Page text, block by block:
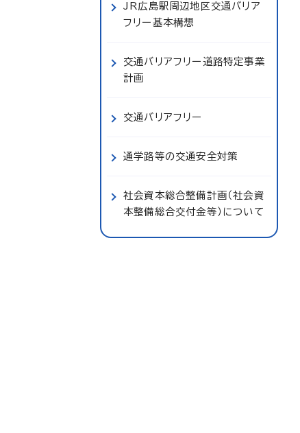
JR広島駅周辺地区交通バリア
フリー基本構想
交通バリアフリー道路特定事業
計画
交通バリアフリー
通学路等の交通安全対策
社会資本総合整備計画（社会資
本整備総合交付金等）について